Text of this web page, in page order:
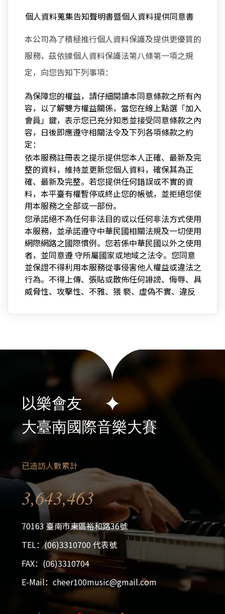
個人資料蒐集告知聲明書暨個人資料提供同意書
本公司為了積極推行個人資料保護及提供更優質的
服務，茲依據個人資料保護法第八條第一項之規
定，向您告知下列事項：
為保障您的權益，請仔細閱讀本同意條款之所有內
容，以了解雙方權益關係，當您在線上點選「加入
會員」鍵，表示您已充分知悉並接受同意條款之內
容，日後即應遵守相關法令及下列各項條款之約
定：
依本服務註冊表之提示提供您本人正確、最新及完
整的資料，維持並更新您個人資料，確保其為正
確、最新及完整。若您提供任何錯誤或不實的資
料，本平臺有權暫停或終止您的帳號，並拒絕您使
用本服務之全部或一部份。
您承諾絕不為任何非法目的或以任何非法方式使用
本服務，並承諾遵守中華民國相關法規及一切使用
網際網路之國際慣例。您若係中華民國以外之使用
者，並同意遵 守所屬國家或地域之法令。您同意
並保證不得利用本服務從事侵害他人權益或違法之
行為。不得上傳、張貼或散佈任何誹謗、侮辱、具
威脅性、攻擊性、不雅、猥 褻、虛偽不實、違反
人名義利用本平臺所提供之服務。不得上傳、張
貼、散佈或傳輸任何含有電腦病毒或對於電腦軟、
硬體功能產 生限制、破壞或中斷之檔案或程式
碼。不得干擾或中斷本服務或伺服器或連結本服務
之網路，或不遵守連結至本服務之相關需求、程
序、政策或規則等及其他經本平 臺認定侵害他人
權益或違法之行為。
當您自願或主動將任何資料（包括但不限於文字、
輸至本平臺，視為您已授權本網站使用、修改、重
製、公開播 送、改作、散布、發行、公開發表、
公開傳輸、公開上映、翻譯該等資料，並得在此範
圍內將前述權利轉授權第三人。您並保證本平臺使
用、修改、重製、公開播 送、改作、散布、發
行、公開發表、公開傳輸、公開上映、翻譯、轉授
權該等資料，您享有正當權利或已獲合法授權，不
致侵害任何第三人之智慧財產權，否則應對 本平
臺所受之損害負賠償責任。若您不具合法權利，請
勿擅自將該等資料上傳或以其他方式傳輸至本網
站，否則您將因為侵害智慧財產權而負刑事責任及
民事損害賠 償責任。
由會員公開張貼或私下傳送的資訊、資料、文字、
以樂會友
大臺南國際音樂大賽
已造訪人數累計
3,643,463
70163 臺南市東區裕和路36號
TEL：(06)3310700 代表號
FAX：(06)3310704
E-Mail：cheer100music@gmail.com